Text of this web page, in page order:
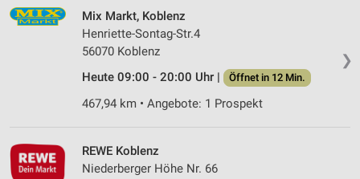
❯
Mix Markt, Koblenz
Henriette-Sontag-Str.4
56070 Koblenz
Heute 09:00 - 20:00 Uhr |
Öffnet in 12 Min.
467,94 km • Angebote: 1 Prospekt
REWE Koblenz
Niederberger Höhe Nr. 66